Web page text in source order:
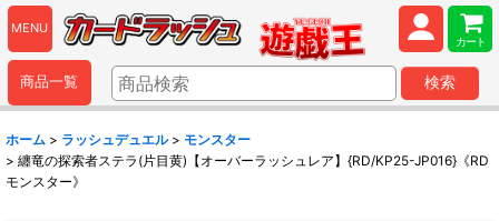
MENU
カート
商品一覧 検索
ホーム > ラッシュデュエル > モンスター
> 纏竜の探索者ステラ(片目黄)【オーバーラッシュレア】{RD/KP25-JP016}《RD
モンスター》